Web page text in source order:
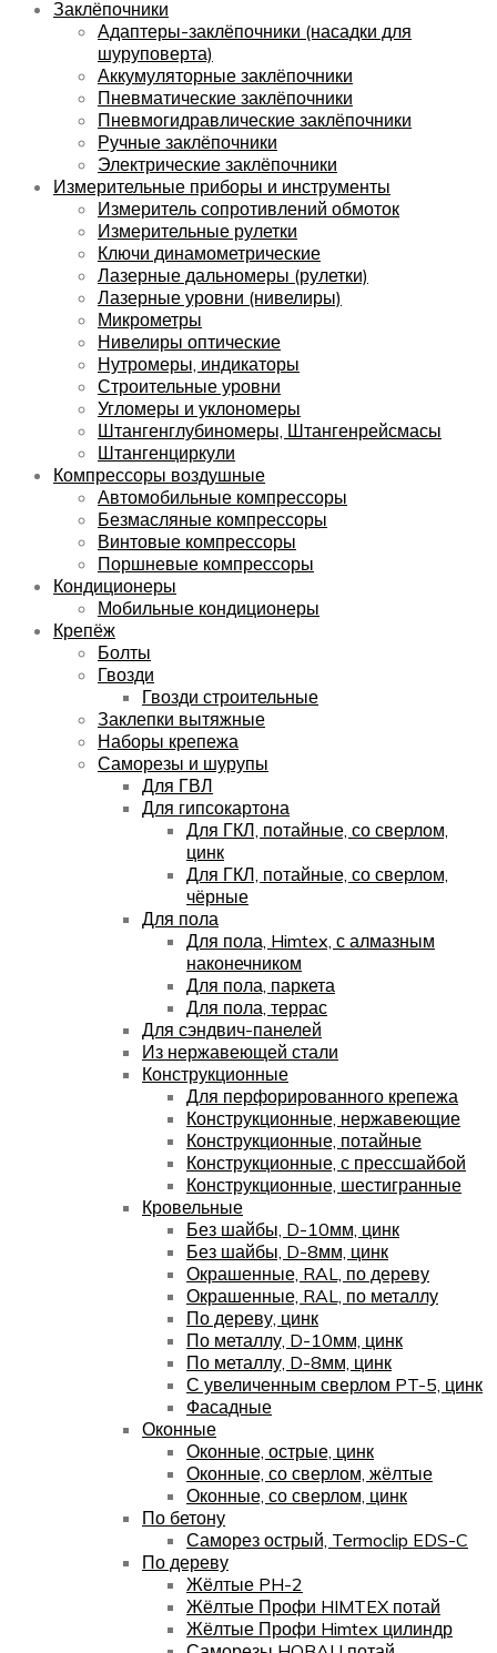
Заклёпочники
Адаптеры-заклёпочники (насадки для
шуруповерта)
Аккумуляторные заклёпочники
Пневматические заклёпочники
Пневмогидравлические заклёпочники
Ручные заклёпочники
Электрические заклёпочники
Измерительные приборы и инструменты
Измеритель сопротивлений обмоток
Измерительные рулетки
Ключи динамометрические
Лазерные дальномеры (рулетки)
Лазерные уровни (нивелиры)
Микрометры
Нивелиры оптические
Нутромеры, индикаторы
Строительные уровни
Угломеры и уклономеры
Штангенглубиномеры, Штангенрейсмасы
Штангенциркули
Компрессоры воздушные
Автомобильные компрессоры
Безмасляные компрессоры
Винтовые компрессоры
Поршневые компрессоры
Кондиционеры
Мобильные кондиционеры
Крепёж
Болты
Гвозди
Гвозди строительные
Заклепки вытяжные
Наборы крепежа
Саморезы и шурупы
Для ГВЛ
Для гипсокартона
Для ГКЛ, потайные, со сверлом,
цинк
Для ГКЛ, потайные, со сверлом,
чёрные
Для пола
Для пола, Himtex, с алмазным
наконечником
Для пола, паркета
Для пола, террас
Для сэндвич-панелей
Из нержавеющей стали
Конструкционные
Для перфорированного крепежа
Конструкционные, нержавеющие
Конструкционные, потайные
Конструкционные, с прессшайбой
Конструкционные, шестигранные
Кровельные
Без шайбы, D-10мм, цинк
Без шайбы, D-8мм, цинк
Окрашенные, RAL, по дереву
Окрашенные, RAL, по металлу
По дереву, цинк
По металлу, D-10мм, цинк
По металлу, D-8мм, цинк
С увеличенным сверлом PT-5, цинк
Фасадные
Оконные
Оконные, острые, цинк
Оконные, со сверлом, жёлтые
Оконные, со сверлом, цинк
По бетону
Саморез острый, Termoclip EDS-C
По дереву
Жёлтые PH-2
Жёлтые Профи HIMTEX потай
Жёлтые Профи Himtex цилиндр